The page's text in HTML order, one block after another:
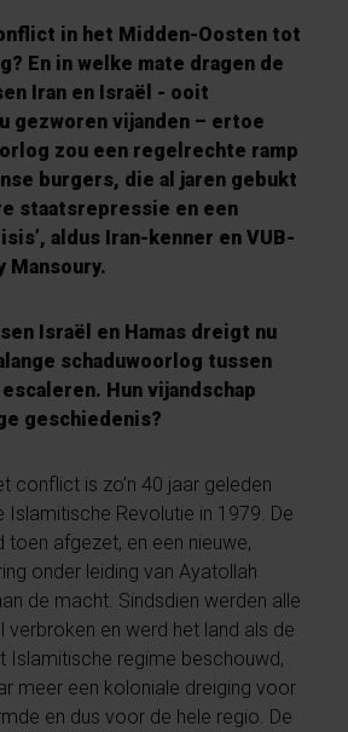
in het Midden-Oosten tot
En in welke mate dragen de
Iran en Israël - ooit
gezworen vijanden – ertoe
zou een regelrechte ramp
burgers, die al jaren gebukt
staatsrepressie en een
aldus Iran-kenner en VUB-
Israël en Hamas dreigt nu
schaduwoorlog tussen
Hun vijandschap
geschiedenis?
conflict is zo’n 40 jaar geleden
Islamitische Revolutie in 1979. De
toen afgezet, en een nieuwe,
onder leiding van Ayatollah
de macht. Sindsdien werden alle
verbroken en werd het land als de
Islamitische regime beschouwd,
meer een koloniale dreiging voor
en dus voor de hele regio. De